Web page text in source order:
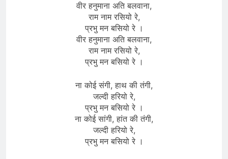
वीर हनुमाना अति बलवाना,
राम नाम रसियो रे,
प्रभु मन बसियो रे ।
वीर हनुमाना अति बलवाना,
राम नाम रसियो रे,
प्रभु मन बसियो रे ।
ना कोई संगी, हाथ की तंगी,
जल्दी हरियो रे,
प्रभु मन बसियो रे ।
ना कोई सांगी, हांत की तंगी,
जल्दी हरियो रे,
प्रभु मन बसियो रे ।